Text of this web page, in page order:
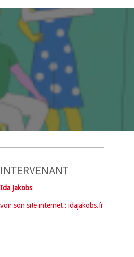
INTERVENANT
Ida Jakobs
voir son site internet : idajakobs.fr